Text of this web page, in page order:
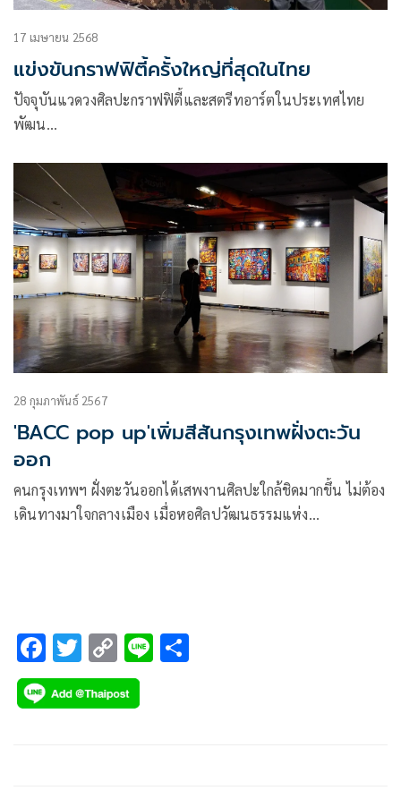
17 เมษายน 2568
แข่งขันกราฟฟิตี้ครั้งใหญ่ที่สุดในไทย
ปัจจุบันแวดวงศิลปะกราฟฟิตี้และสตรีทอาร์ตในประเทศไทย
พัฒน…
28 กุมภาพันธ์ 2567
'BACC pop up'เพิ่มสีสันกรุงเทพฝั่งตะวัน
ออก
คนกรุงเทพฯ ฝั่งตะวันออกได้เสพงานศิลปะใกล้ชิดมากขึ้น ไม่ต้อง
เดินทางมาใจกลางเมือง เมื่อหอศิลปวัฒนธรรมแห่ง
F
ac
e
T
wi
tt
C
o
p
Li